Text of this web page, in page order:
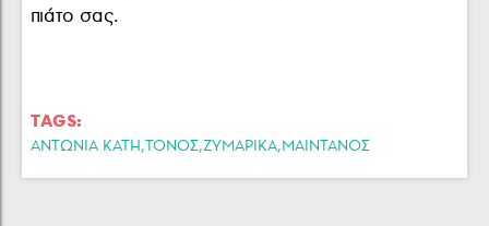
πιάτο σας.
TAGS:
ΑΝΤΩΝΙΑ ΚΑΤΗ,ΤΌΝΟΣ,ΖΥΜΑΡΙΚΑ,ΜΑΙΝΤΑΝΟΣ